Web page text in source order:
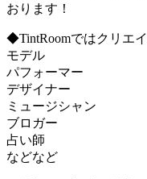
おります！
◆TintRoomではクリエ
モデル
パフォーマー
デザイナー
ミュージシャン
ブロガー
占い師
などなど